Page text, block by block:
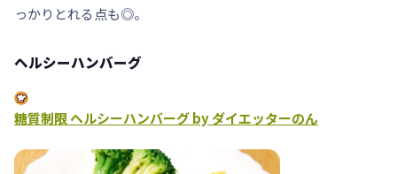
っかりとれる点も◎。
ヘルシーハンバーグ
糖質制限 ヘルシーハンバーグ by ダイエッターのん